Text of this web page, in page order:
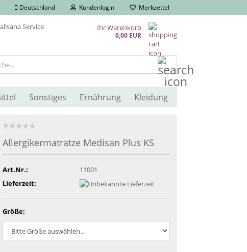
Deutschland Kundenlogin Merkzettel
Ihr Warenkorb
0,00 EUR
Sonstiges Ernährung Kleidung
Allergikermatratze Medisan Plus KS
Art.Nr.:
11001
Lieferzeit:
Größe: